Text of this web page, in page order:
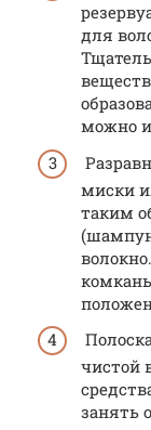
для
можно
миски
таким
чистой
занять